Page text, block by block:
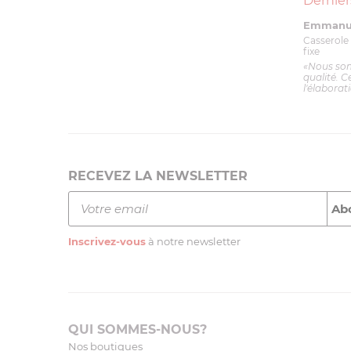
fixe
«Nous
qualité.
RECEVEZ LA NEWSLETTER
Inscrivez-vous à notre newsletter
QUI SOMMES-NOUS?
Nos boutiques